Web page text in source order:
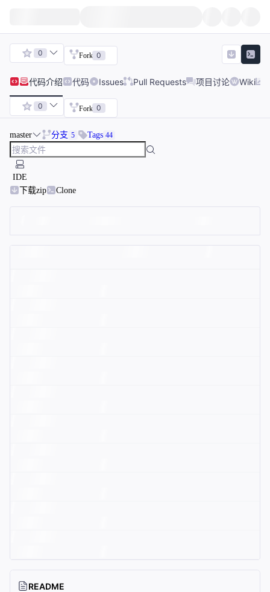
0 Fork 0
代码介绍 代码 Issues Pull Requests 项目讨论 Wiki
0 Fork 0
master 分支 5 Tags 44
IDE
下载zip
Clone
README